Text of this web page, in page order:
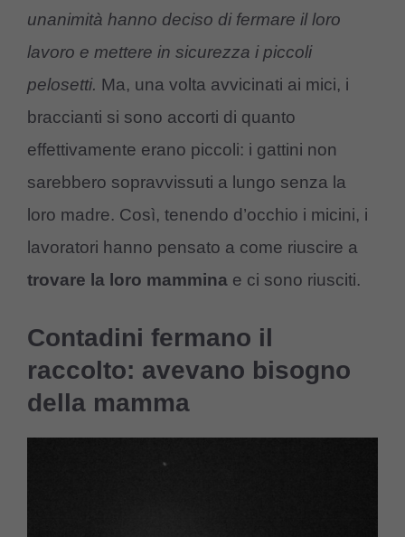
unanimità hanno deciso di fermare il loro
lavoro e mettere in sicurezza i piccoli
pelosetti. Ma, una volta avvicinati ai mici, i
braccianti si sono accorti di quanto
effettivamente erano piccoli: i gattini non
sarebbero sopravvissuti a lungo senza la
loro madre. Così, tenendo d’occhio i micini, i
lavoratori hanno pensato a come riuscire a
trovare la loro mammina e ci sono riusciti.
Contadini fermano il
raccolto: avevano bisogno
della mamma